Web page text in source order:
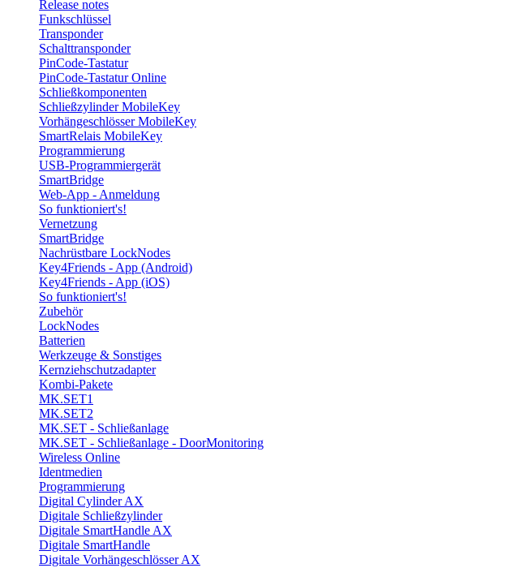
Release notes
Funkschlüssel
Transponder
Schalttransponder
PinCode-Tastatur
PinCode-Tastatur Online
Schließkomponenten
Schließzylinder MobileKey
Vorhängeschlösser MobileKey
SmartRelais MobileKey
Programmierung
USB-Programmiergerät
SmartBridge
Web-App - Anmeldung
So funktioniert's!
Vernetzung
SmartBridge
Nachrüstbare LockNodes
Key4Friends - App (Android)
Key4Friends - App (iOS)
So funktioniert's!
Zubehör
LockNodes
Batterien
Werkzeuge & Sonstiges
Kernziehschutzadapter
Kombi-Pakete
MK.SET1
MK.SET2
MK.SET - Schließanlage
MK.SET - Schließanlage - DoorMonitoring
Wireless Online
Identmedien
Programmierung
Digital Cylinder AX
Digitale Schließzylinder
Digitale SmartHandle AX
Digitale SmartHandle
Digitale Vorhängeschlösser AX